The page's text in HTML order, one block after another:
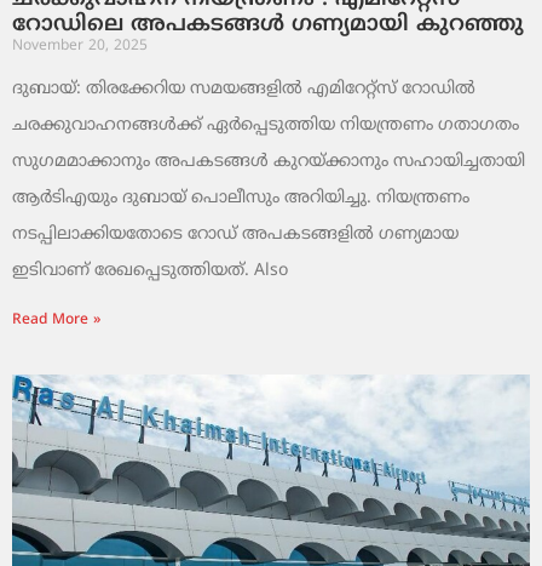
റോഡിലെ അപകടങ്ങൾ ഗണ്യമായി കുറഞ്ഞു
November 20, 2025
ദുബായ്: തിരക്കേറിയ സമയങ്ങളിൽ എമിറേറ്റ്സ് റോഡിൽ
ചരക്കുവാഹനങ്ങൾക്ക് ഏർപ്പെടുത്തിയ നിയന്ത്രണം ഗതാഗതം
സുഗമമാക്കാനും അപകടങ്ങൾ കുറയ്ക്കാനും സഹായിച്ചതായി
ആർടിഎയും ദുബായ് പൊലീസും അറിയിച്ചു. നിയന്ത്രണം
നടപ്പിലാക്കിയതോടെ റോഡ് അപകടങ്ങളിൽ ഗണ്യമായ
ഇടിവാണ് രേഖപ്പെടുത്തിയത്. Also
Read More »